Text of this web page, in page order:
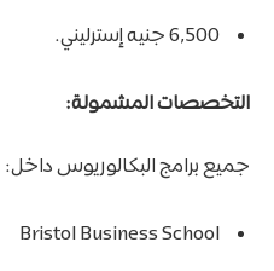
6,500 جنيه إسترليني.
التخصصات المشمولة:
جميع برامج البكالوريوس داخل:
Bristol Business School